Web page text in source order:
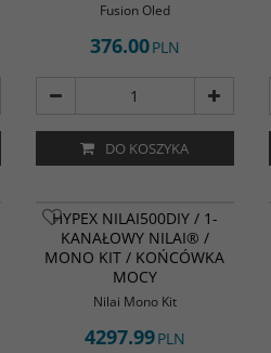
Fusion Oled
376.00PLN
DO KOSZYKA
HYPEX NILAI500DIY / 1-
KANAŁOWY NILAI® /
MONO KIT / KOŃCÓWKA
MOCY
Nilai Mono Kit
4297.99PLN